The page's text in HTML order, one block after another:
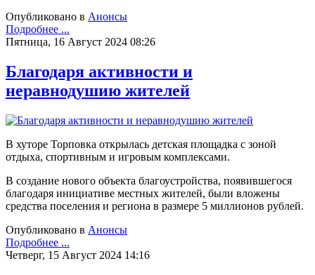
Опубликовано в Анонсы
Подробнее ...
Пятница, 16 Август 2024 08:26
Благодаря активности и
неравнодушию жителей
В хуторе Торповка открылась детская площадка с зоной
отдыха, спортивным и игровым комплексами.
В создание нового объекта благоустройства, появившегося
благодаря инициативе местных жителей, были вложены
средства поселения и региона в размере 5 миллионов рублей.
Опубликовано в Анонсы
Подробнее ...
Четверг, 15 Август 2024 14:16